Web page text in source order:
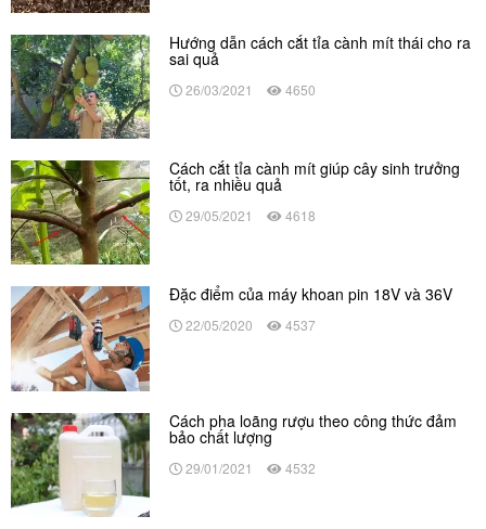
Hướng dẫn cách cắt tỉa cành mít thái cho ra
sai quả
26/03/2021 4650
Cách cắt tỉa cành mít giúp cây sinh trưởng
tốt, ra nhiều quả
29/05/2021 4618
Đặc điểm của máy khoan pin 18V và 36V
22/05/2020 4537
Cách pha loãng rượu theo công thức đảm
bảo chất lượng
29/01/2021 4532